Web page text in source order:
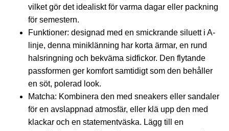
vilket gör det idealiskt för varma dagar eller packning
för semestern.
Funktioner: designad med en smickrande siluett i A-
linje, denna miniklänning har korta ärmar, en rund
halsringning och bekväma sidfickor. Den flytande
passformen ger komfort samtidigt som den behåller
en söt, polerad look.
Matcha: Kombinera den med sneakers eller sandaler
för en avslappnad atmosfär, eller klä upp den med
klackar och en statementväska. Lägg till en